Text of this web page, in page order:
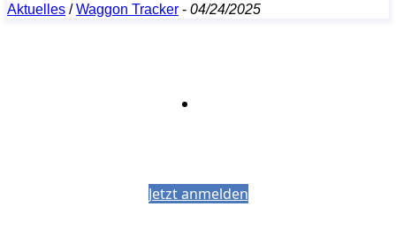
Aktuelles /Waggon Tracker - 04/24/2025
Jetzt anmelden